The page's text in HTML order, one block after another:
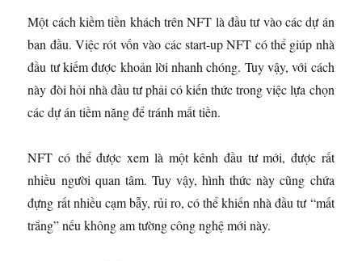
Một cách kiềm tiền khách trên NFT là đầu tư vào các dự án
ban đầu. Việc rót vốn vào các start-up NFT có thể giúp nhà
đầu tư kiếm được khoản lời nhanh chóng. Tuy vậy, với cách
này đòi hỏi nhà đầu tư phải có kiến thức trong việc lựa chọn
các dự án tiềm năng để tránh mất tiền.
NFT có thể được xem là một kênh đầu tư mới, được rất
nhiều người quan tâm. Tuy vậy, hình thức này cũng chứa
đựng rất nhiều cạm bẫy, rủi ro, có thể khiến nhà đầu tư “mất
trắng” nếu không am tường công nghệ mới này.